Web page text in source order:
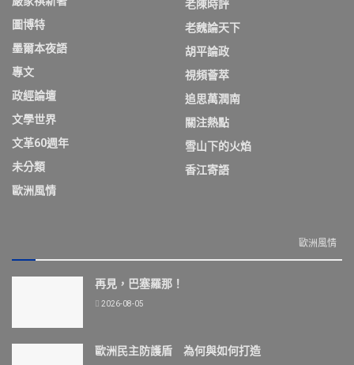
圖博特
墨爾本夜語
專文
政經論壇
文學世界
文革60週年
未分類
歐洲風情
老陳時評
老魏論天下
胡平論政
視頻薈萃
追思萬潤南
關注熱點
雪山下的火焰
香江寄語
歐洲風情
再見，巴塞羅那！
2026-08-05
歐洲民主防護盾 為何與如何打造